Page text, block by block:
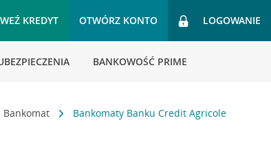
WEŹ KREDYT OTWÓRZ KONTO LOGOWANIE
BANKOWOŚĆ PRIME
Bankomat Bankomaty Banku Credit Agricole